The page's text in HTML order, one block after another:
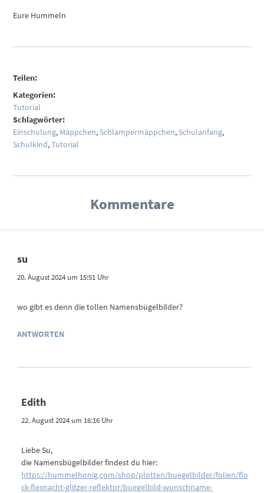
Eure Hummeln
Teilen:
Kategorien:
Tutorial
Schlagwörter:
Einschulung, Mäppchen, Schlampermäppchen, Schulanfang,
Schulkind,Tutorial
Kommentare
su
20. August 2024 um 15:51 Uhr
wo gibt es denn die tollen Namensbügelbilder?
ANTWORTEN
Edith
22. August 2024 um 16:16 Uhr
Liebe Su,
die Namensbügelbilder findest du hier:
https://hummelhonig.com/shop/plotten/buegelbilder/folien/flo
ck-flexnacht-glitzer-reflektor/buegelbild-wunschname-